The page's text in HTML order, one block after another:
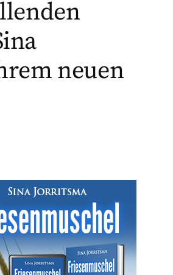
neuen